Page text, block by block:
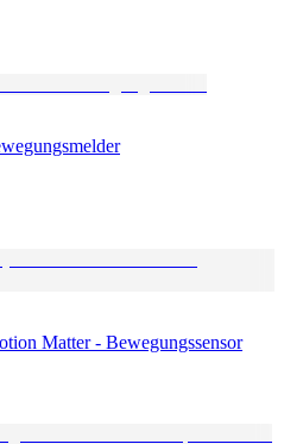
Matter - Bewegungssensor